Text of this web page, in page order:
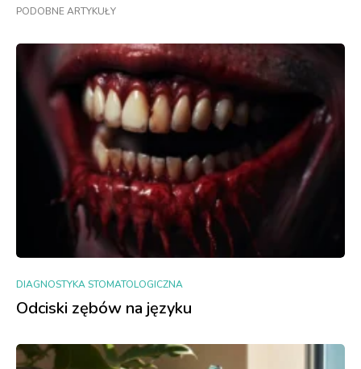
PODOBNE ARTYKUŁY
DIAGNOSTYKA STOMATOLOGICZNA
Odciski zębów na języku